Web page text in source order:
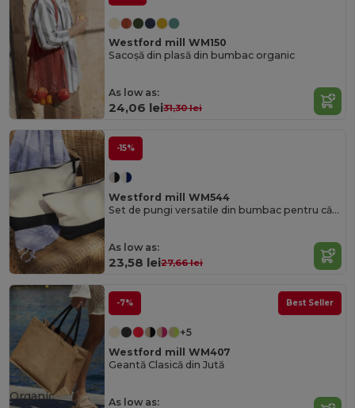
Westford mill WM150
Sacoșă din plasă din bumbac organic
As low as:
24,06 lei31,30 lei
-15%
Westford mill WM544
Set de pungi versatile din bumbac pentru călătorii și depozitare
As low as:
23,58 lei27,66 lei
-7% Best Seller
+5
Westford mill WM407
Geantă Clasică din Jută
As low as:
Organic